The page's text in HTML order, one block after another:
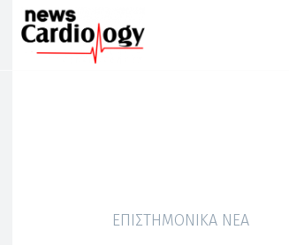
ΕΠΙΣΤΗΜΟΝΙΚΆ ΝΈΑ